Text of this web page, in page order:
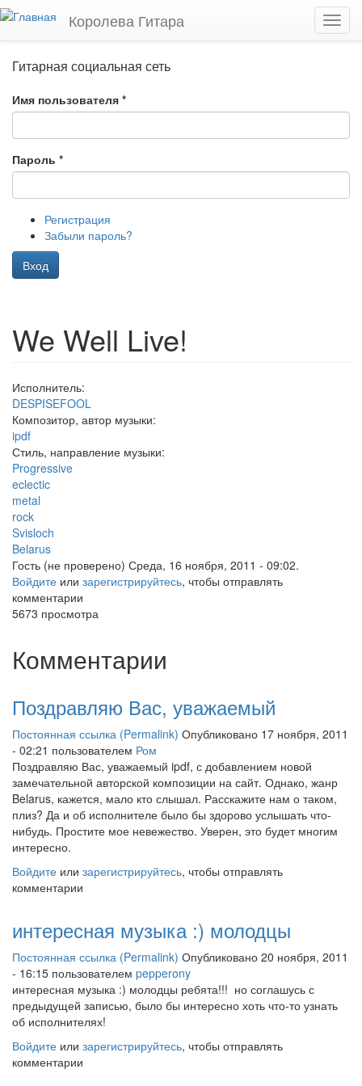
Перейти к основному содержанию
Королева Гитара
Гитарная социальная сеть
Имя пользователя *
Пароль *
Регистрация
Забыли пароль?
Вход
We Well Live!
Исполнитель:
DESPISEFOOL
Композитор, автор музыки:
ipdf
Стиль, направление музыки:
Progressive
eclectic
metal
rock
Svisloch
Belarus
Гость (не проверено) Среда, 16 ноября, 2011 - 09:02.
Войдите или зарегистрируйтесь, чтобы отправлять
комментарии
5673 просмотра
Комментарии
Поздравляю Вас, уважаемый
Постоянная ссылка (Permalink) Опубликовано 17 ноября, 2011
- 02:21 пользователем Ром
Поздравляю Вас, уважаемый ipdf, с добавлением новой
замечательной авторской композиции на сайт. Однако, жанр
Belarus, кажется, мало кто слышал. Расскажите нам о таком,
плиз? Да и об исполнителе было бы здорово услышать что-
нибудь. Простите мое невежество. Уверен, это будет многим
интересно.
Войдите или зарегистрируйтесь, чтобы отправлять
комментарии
интересная музыка :) молодцы
Постоянная ссылка (Permalink) Опубликовано 20 ноября, 2011
- 16:15 пользователем pepperony
интересная музыка :) молодцы ребята!!! но соглашусь с
предыдущей записью, было бы интересно хоть что-то узнать
об исполнителях!
Войдите или зарегистрируйтесь, чтобы отправлять
комментарии